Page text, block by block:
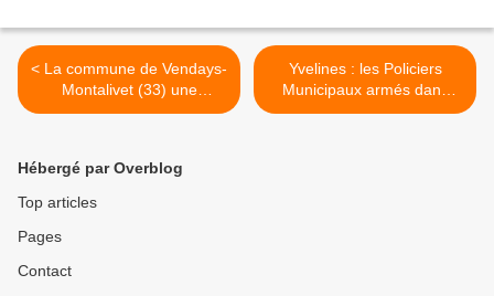
< La commune de Vendays-
Montalivet (33) une
nouvelle fois condamnée
Yvelines : les Policiers
Municipaux armés dans
plusieurs communes >
Hébergé par Overblog
Top articles
Pages
Contact